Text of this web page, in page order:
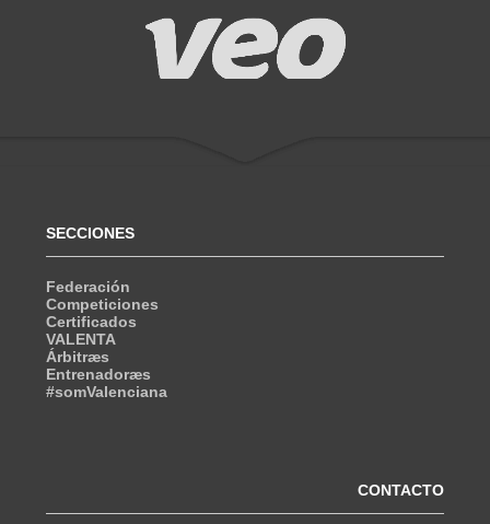
SECCIONES
Federación
Competiciones
Certificados
VALENTA
Árbitræs
Entrenadoræs
#somValenciana
CONTACTO